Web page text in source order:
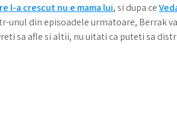
l-a crescut nu e mama lui, si dupa ce
unul din episoadele urmatoare, Berrak
sa afle si altii, nu uitati ca puteti sa